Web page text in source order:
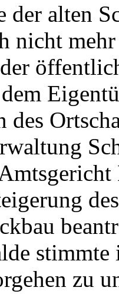
der alten
nicht
des
stimmte
zu